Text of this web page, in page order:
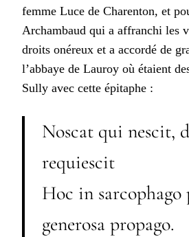
femme Luce de Charenton, et
Archambaud qui a affranchi les
droits onéreux et a accordé de
l’abbaye de Lauroy où étaient
Sully avec cette épitaphe :
Noscat qui nescit,
requiescit
Hoc in sarcophago
generosa propago.